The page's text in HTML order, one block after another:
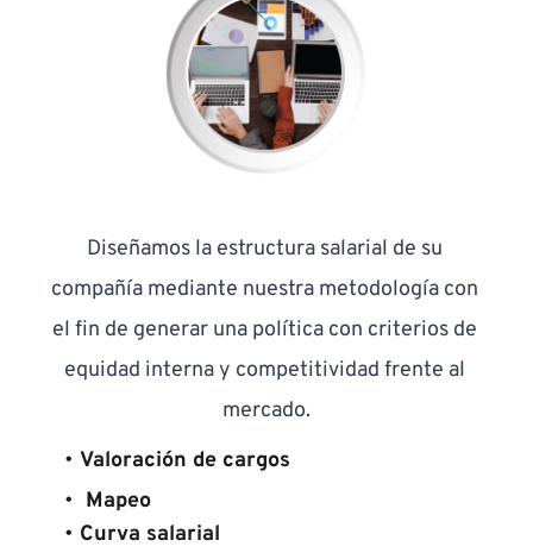
Diseñamos la estructura salarial de su
compañía mediante nuestra metodología con
el fin de generar una política con criterios de
equidad interna y competitividad frente al
mercado.
Valoración de cargos
Mapeo
Curva salarial